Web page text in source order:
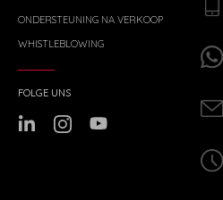
ONDERSTEUNING NA VERKOOP
WHISTLEBLOWING
FOLGE UNS